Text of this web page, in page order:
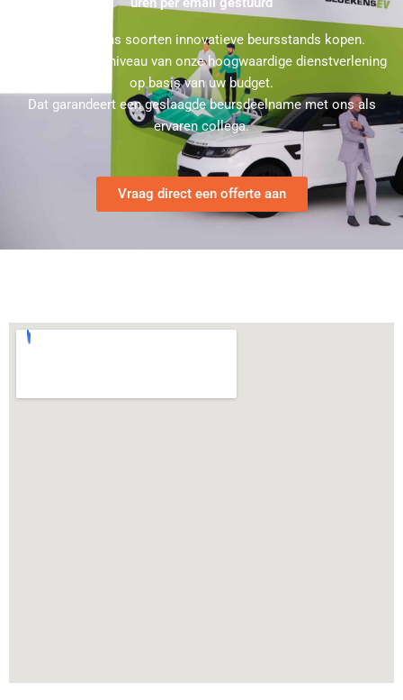
U kunt bij ons soorten innovatieve beursstands kopen.
Kies hierbij het niveau van onze hoogwaardige dienstverlening
op basis van uw budget.
Dat garandeert een geslaagde beursdeelname met ons als
ervaren collega.
Vraag direct een offerte aan